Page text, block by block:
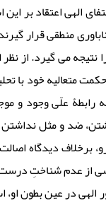
الهی اعتقاد
منطقی قرار
نتیجه می گیرد. از
حکمت متعالیه خود
رابطۀ علّی وجود و
ضد و مثل نداشتن
برخلاف دیدگاه
از عدم شناختِ
الهی در عین بطون او،